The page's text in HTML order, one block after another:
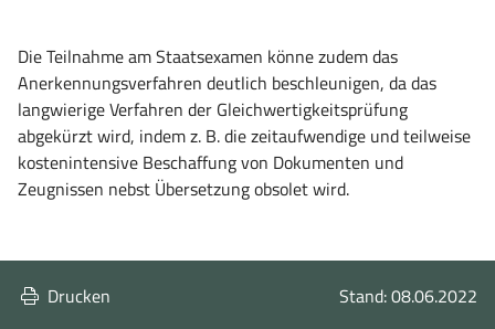
Die Teilnahme am Staatsexamen könne zudem das
Anerkennungsverfahren deutlich beschleunigen, da das
langwierige Verfahren der Gleichwertigkeitsprüfung
abgekürzt wird, indem z. B. die zeitaufwendige und teilweise
kostenintensive Beschaffung von Dokumenten und
Zeugnissen nebst Übersetzung obsolet wird.
Drucken Stand: 08.06.2022